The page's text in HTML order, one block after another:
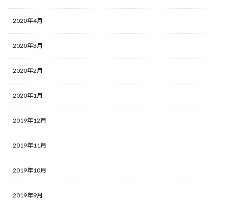
2020年4月
2020年3月
2020年2月
2020年1月
2019年12月
2019年11月
2019年10月
2019年9月